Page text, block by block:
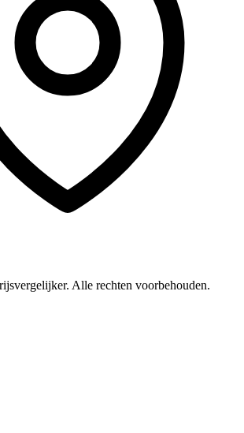
Alle rechten voorbehouden.